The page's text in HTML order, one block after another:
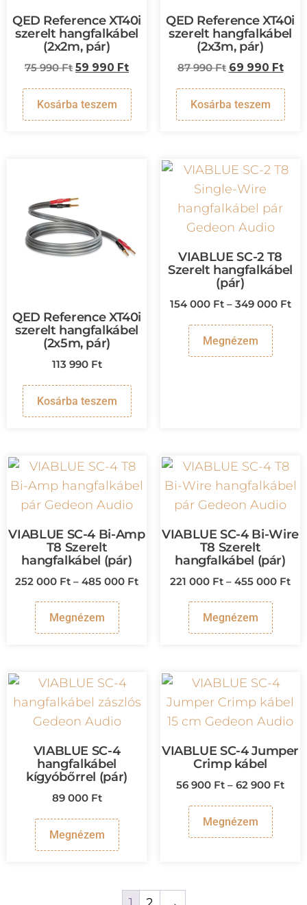
QED Reference XT40i
szerelt hangfalkábel
(2x2m, pár)
75 990Ft 59 990 Ft
Kosárba teszem
QED Reference XT40i
szerelt hangfalkábel
(2x3m, pár)
87 990Ft 69 990 Ft
Kosárba teszem
QED Reference XT40i
szerelt hangfalkábel
(2x5m, pár)
113 990 Ft
Kosárba teszem
VIABLUE SC-2 T8
Szerelt hangfalkábel
(pár)
154 000 Ft – 349 000 Ft
Megnézem
VIABLUE SC-4 Bi-Amp
T8 Szerelt
hangfalkábel (pár)
252 000 Ft – 485 000 Ft
Megnézem
VIABLUE SC-4 Bi-Wire
T8 Szerelt
hangfalkábel (pár)
221 000 Ft – 455 000 Ft
Megnézem
VIABLUE SC-4
hangfalkábel
kígyóbőrrel (pár)
89 000 Ft
Megnézem
VIABLUE SC-4 Jumper
Crimp kábel
56 900 Ft – 62 900 Ft
Megnézem